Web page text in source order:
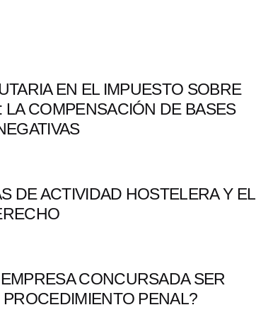
EN EL IMPUESTO SOBRE
LA COMPENSACIÓN DE BASES
DE ACTIVIDAD HOSTELERA Y EL
CONCURSADA SER
PENAL?